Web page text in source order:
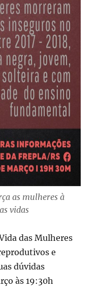
as mulheres à
vidas
das Mulheres
e
dúvidas
às 19:30h